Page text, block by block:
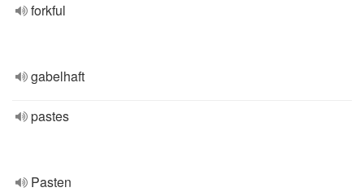
forkful
gabelhaft
pastes
Pasten